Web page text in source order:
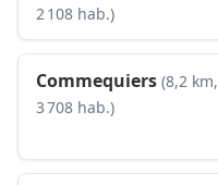
2 108 hab.)
Commequiers (8,2 km,
3 708 hab.)